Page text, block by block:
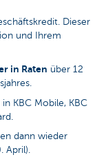
Dieser
und Ihrem
in Raten über 12
in KBC Mobile, KBC
dann wieder
April).